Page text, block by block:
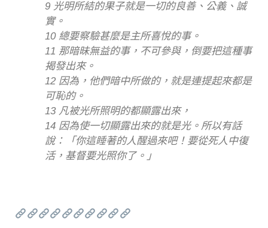
9 光明所結的果子就是一切的良善、公義、誠
實。
10 總要察驗甚麼是主所喜悅的事。
11 那暗昧無益的事，不可參與，倒要把這種事
揭發出來。
12 因為，他們暗中所做的，就是連提起來都是
可恥的。
13 凡被光所照明的都顯露出來，
14 因為使一切顯露出來的就是光。所以有話
說：「你這睡著的人醒過來吧！要從死人中復
活，基督要光照你了。」